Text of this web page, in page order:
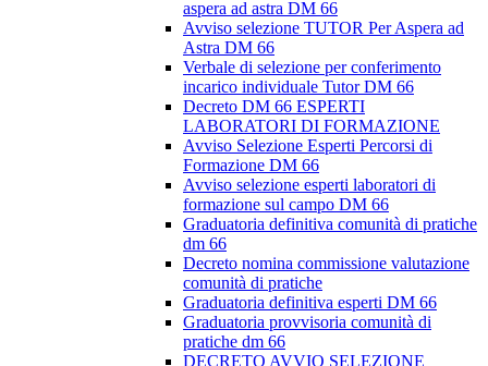
aspera ad astra DM 66
Avviso selezione TUTOR Per Aspera ad
Astra DM 66
Verbale di selezione per conferimento
incarico individuale Tutor DM 66
Decreto DM 66 ESPERTI
LABORATORI DI FORMAZIONE
Avviso Selezione Esperti Percorsi di
Formazione DM 66
Avviso selezione esperti laboratori di
formazione sul campo DM 66
Graduatoria definitiva comunità di pratiche
dm 66
Decreto nomina commissione valutazione
comunità di pratiche
Graduatoria definitiva esperti DM 66
Graduatoria provvisoria comunità di
pratiche dm 66
DECRETO AVVIO SELEZIONE